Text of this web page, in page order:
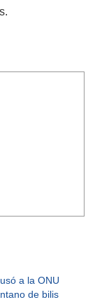
a la ONU
de bilis